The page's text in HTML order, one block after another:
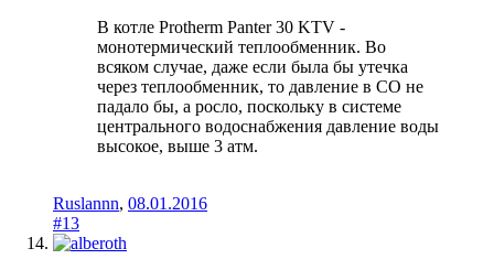
В котле Protherm Panter 30 KTV -
монотермический теплообменник. Во
всяком случае, даже если была бы утечка
через теплообменник, то давление в СО не
падало бы, а росло, поскольку в системе
центрального водоснабжения давление воды
высокое, выше 3 атм.
Ruslannn, 08.01.2016
#13